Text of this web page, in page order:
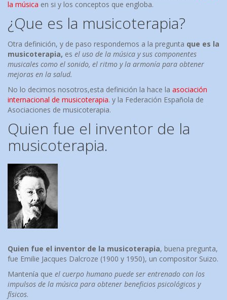
la música en si y los conceptos que engloba.
¿Que es la musicoterapia?
Otra definición, y de paso respondemos a la pregunta que es la
musicoterapia, es el uso de la música y sus componentes
musicales como el sonido, el ritmo y la armonía para obtener
mejoras en la salud.
No lo decimos nosotros,esta definición la hace la asociación
internacional de musicoterapia. y la Federación Española de
Asociaciones de musicoterapia.
Quien fue el inventor de la
musicoterapia.
Quien fue el inventor de la musicoterapia, buena pregunta,
fue Emilie Jacques Dalcroze (1900 y 1950), un compositor Suizo.
Mantenía que el cuerpo humano puede ser entrenado con los
impulsos de la música para obtener beneficios psicológicos y
físicos.